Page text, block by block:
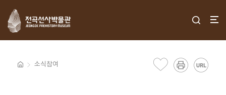
소식참여